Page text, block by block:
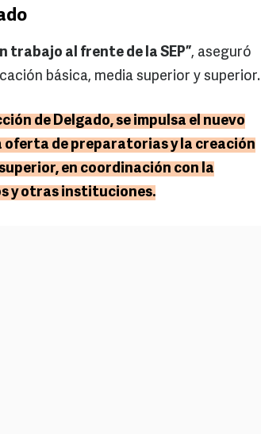
trabajo al frente de la SEP”, aseguró
básica, media superior y superior.
de Delgado, se impulsa el nuevo
oferta de preparatorias y la creación
en coordinación con la
y otras instituciones.